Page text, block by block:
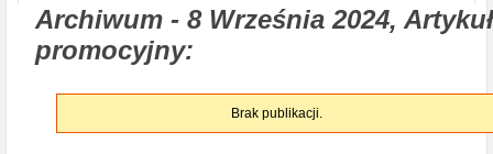
Archiwum - 8 Września 2024, Artykuł
promocyjny:
Brak publikacji.